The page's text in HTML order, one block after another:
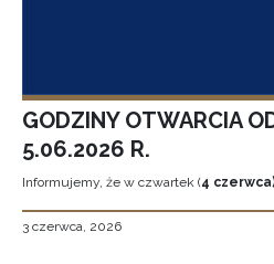
GODZINY OTWARCIA
5.06.2026 R.
Informujemy, że w czwartek (4
3 czerwca, 2026